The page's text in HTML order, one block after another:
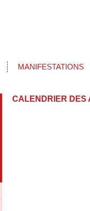
MANIFESTATIONS
CALENDRIER DES